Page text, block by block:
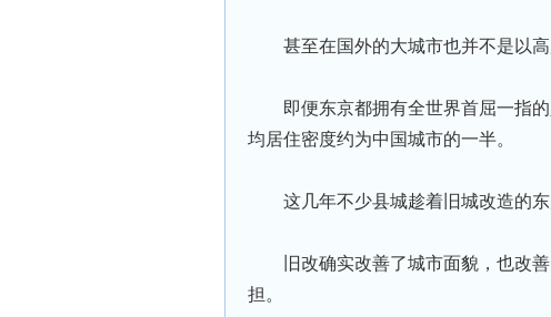
甚至在国外的大城市也并不是以
即便东京都拥有全世界首屈一指
均居住密度约为中国城市的一半。
这几年不少县城趁着旧城改造的
旧改确实改善了城市面貌，也改
担。